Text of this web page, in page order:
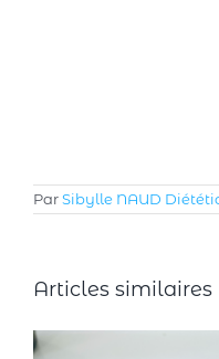
ParSibylle NAUD
Articles similaires